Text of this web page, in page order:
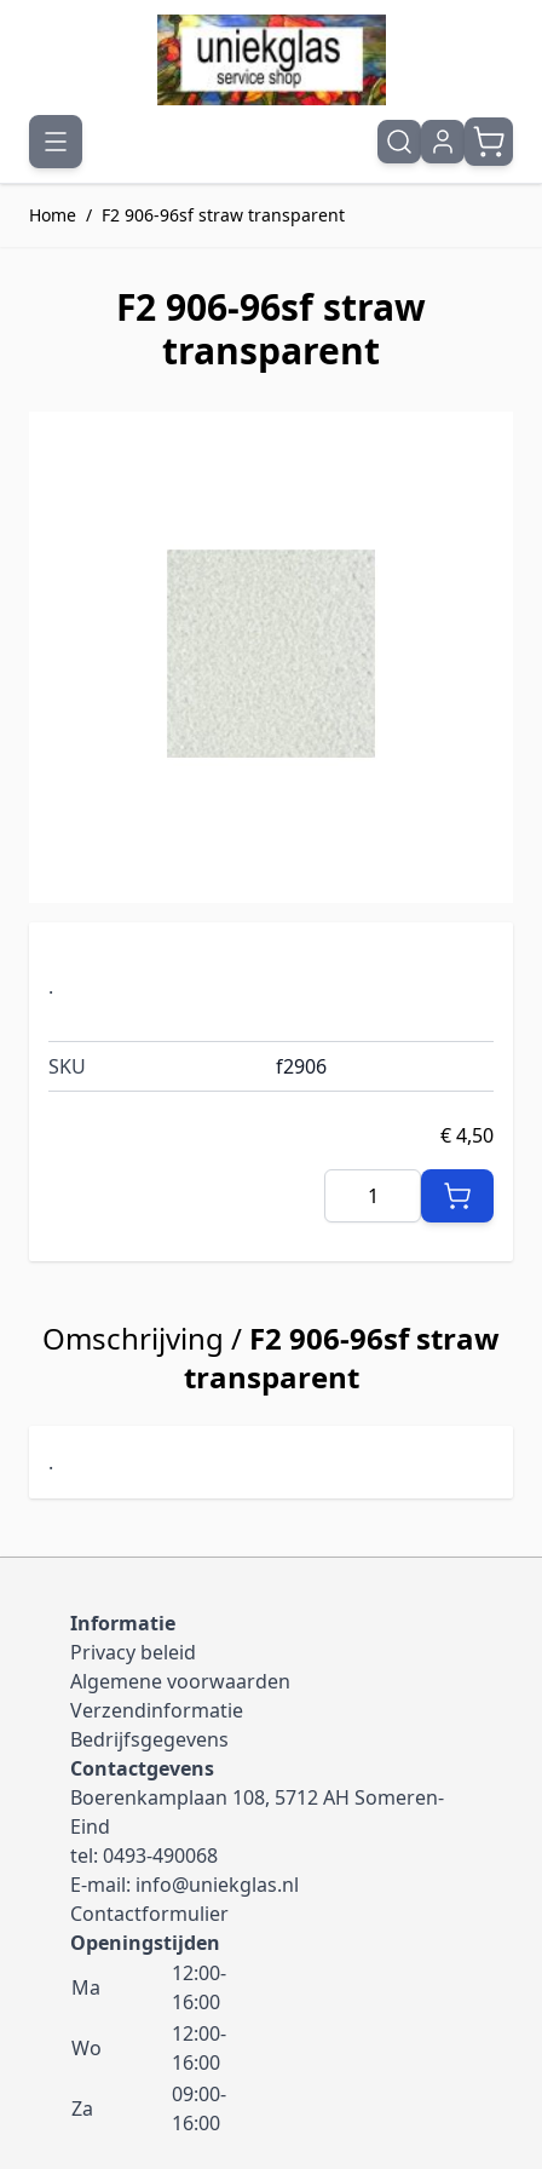
Ga naar de inhoud
Home / F2 906-96sf straw transparent
F2 906-96sf straw
transparent
.
SKU f2906
€ 4,50
Aantal
Omschrijving / F2 906-96sf straw
transparent
.
Informatie
Privacy beleid
Algemene voorwaarden
Verzendinformatie
Bedrijfsgegevens
Contactgevens
Boerenkamplaan 108, 5712 AH Someren-
Eind
tel: 0493-490068
E-mail: info@uniekglas.nl
Contactformulier
Openingstijden
Ma
12:00-
16:00
Wo
12:00-
16:00
Za
09:00-
16:00